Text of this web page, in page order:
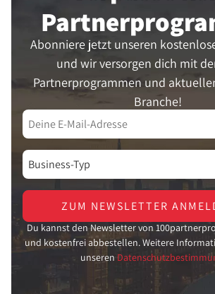
Abonniere jetzt unseren
und wir versorgen dich mit
Partnerprogrammen und
Branche!
ZUM NEWSLETTER
Du kannst den Newsletter von
und kostenfrei abbestellen. Weitere
unseren